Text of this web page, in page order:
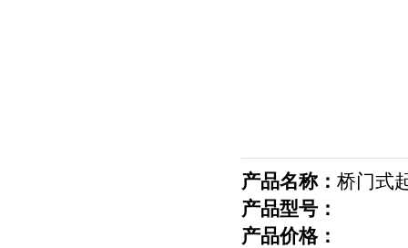
产品名称： 桥门式
产品型号：
产品价格：